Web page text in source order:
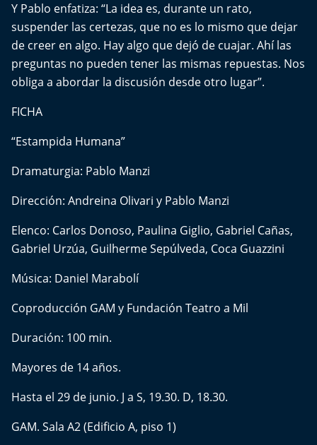
Carrera a La Moneda
Aquí Estamos
Sello de raza
Trasnoche
Yo invito
Y Pablo enfatiza: “La idea es, durante un rato,
suspender las certezas, que no es lo mismo que dejar
de creer en algo. Hay algo que dejó de cuajar. Ahí las
preguntas no pueden tener las mismas repuestas. Nos
obliga a abordar la discusión desde otro lugar”.
FICHA
“Estampida Humana”
Dramaturgia: Pablo Manzi
Dirección: Andreina Olivari y Pablo Manzi
Elenco: Carlos Donoso, Paulina Giglio, Gabriel Cañas,
Gabriel Urzúa, Guilherme Sepúlveda, Coca Guazzini
Música: Daniel Marabolí
Coproducción GAM y Fundación Teatro a Mil
Duración: 100 min.
Mayores de 14 años.
Hasta el 29 de junio. J a S, 19.30. D, 18.30.
GAM. Sala A2 (Edificio A, piso 1)